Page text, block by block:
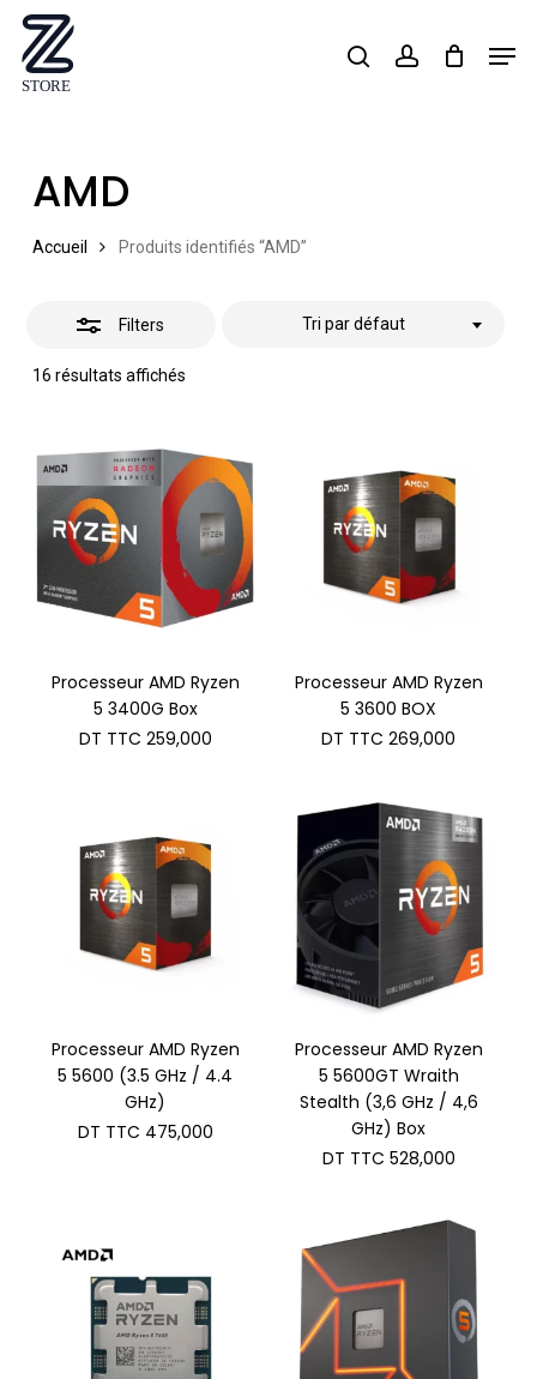
Skip
main
searchaccount
AMD
Accueil Produits identifiés “AMD”
Filters
16 résultats affichés
Tri par défaut
Close
Processeur AMD Ryzen
5 3400G Box
DT TTC 259,000
Processeur AMD Ryzen
5 3600 BOX
DT TTC 269,000
Processeur AMD Ryzen
5 5600 (3.5 GHz / 4.4
GHz)
DT TTC 475,000
Processeur AMD Ryzen
5 5600GT Wraith
Stealth (3,6 GHz / 4,6
GHz) Box
DT TTC 528,000